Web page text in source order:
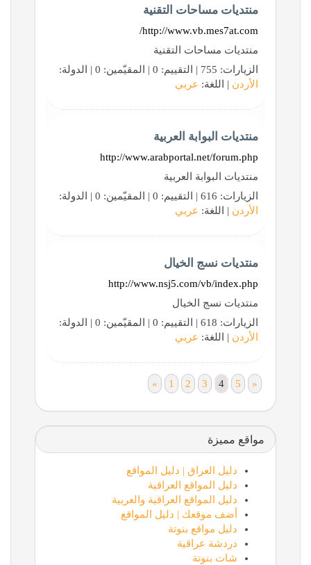
منتديات مساحات التقنية
http://www.vb.mes7at.com/
منتديات مساحات التقنية
الزيارات: 755 | التقييم: 0 | المقيّمين: 0 | الدولة:
الأردن | اللغة: عربي
منتديات البوابة العربية
http://www.arabportal.net/forum.php
منتديات البوابة العربية
الزيارات: 616 | التقييم: 0 | المقيّمين: 0 | الدولة:
الأردن | اللغة: عربي
منتديات نسج الخيال
http://www.nsj5.com/vb/index.php
منتديات نسج الخيال
الزيارات: 618 | التقييم: 0 | المقيّمين: 0 | الدولة:
الأردن | اللغة: عربي
« 1 2 3 4 5 »
مواقع مميزة
دليل العراق | دليل المواقع
دليل المواقع العراقية
دليل المواقع العراقية والعربية
أضف موقعك | دليل المواقع
دليل مواقع بنوتة
دردشة عراقية
شات بنوتة